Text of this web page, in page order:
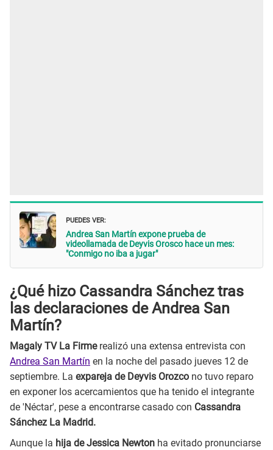
PUEDES VER:
Andrea San Martín expone prueba de
videollamada de Deyvis Orosco hace un mes:
"Conmigo no iba a jugar"
¿Qué hizo Cassandra Sánchez tras
las declaraciones de Andrea San
Martín?
Magaly TV La Firmerealizó una extensa entrevista con
Andrea San Martín en la noche del pasado jueves 12 de
septiembre. La expareja de Deyvis Orozco no tuvo reparo
en exponer los acercamientos que ha tenido el integrante
de 'Néctar', pese a encontrarse casado con Cassandra
Sánchez La Madrid.
Aunque la hija de Jessica Newton ha evitado pronunciarse